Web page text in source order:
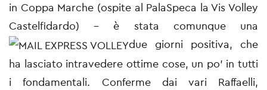
in Coppa Marche (ospite al PalaSpeca la Vis Volley
Castelfidardo) – è stata comunque una
due giorni positiva, che
ha lasciato intravedere ottime cose, un po' in tutti
i fondamentali. Conferme dai vari Raffaelli,